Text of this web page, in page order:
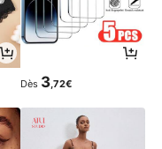
Dès 3,72€